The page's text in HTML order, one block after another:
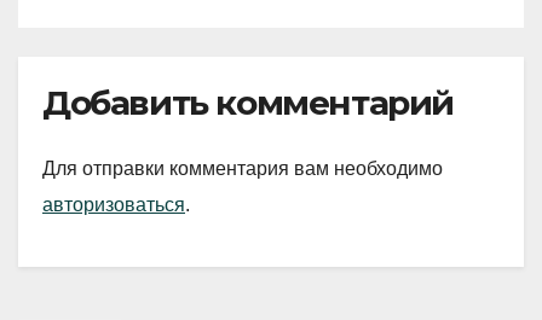
Добавить комментарий
Для отправки комментария вам необходимо
авторизоваться.